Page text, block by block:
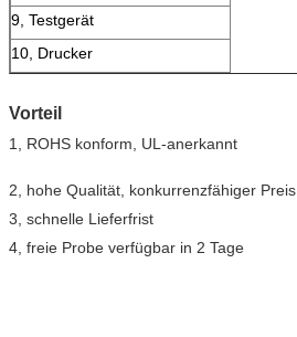
9, Testgerät
10, Drucker
Vorteil
1, ROHS konform, UL-anerkannt
2, hohe Qualität, konkurrenzfähiger Preis
3, schnelle Lieferfrist
4, freie Probe verfügbar in 2 Tage